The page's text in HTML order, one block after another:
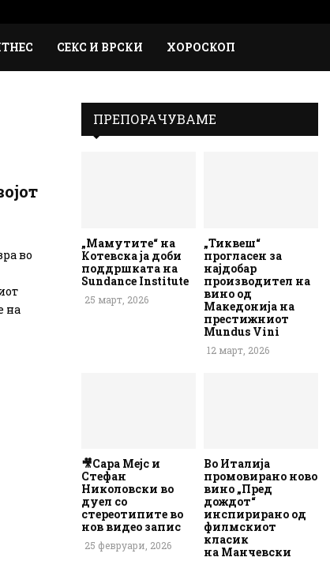
СЕКС И ВРСКИ ХОРОСКОП
во
на
ПРЕПОРАЧУВАМЕ
„Мамутите“ на
Котевска ја доби
поддршката на
Sundance Institute
25 март, 2026
„Тиквеш“
прогласен за
најдобар
производител на
вино од
Македонија на
престижниот
Mundus Vini
12 март, 2026
🎥Сара Мејс и
Стефан
Николовски во
дуел со
стереотипите во
нов видео запис
25 февруари, 2026
Во Италија
промовирано ново
вино „Пред
дождот“
инспирирано од
филмскиот
класик
на Манчевски